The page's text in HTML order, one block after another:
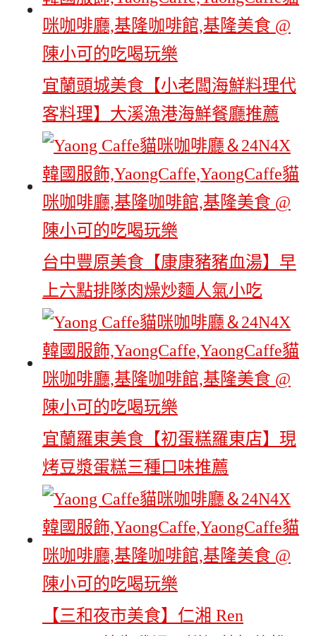
宜蘭頭城美食【小老闆海鮮料理代
客料理】大溪漁港海鮮餐廳推薦
台中豐原美食【康康豬豬血湯】早
上六點排隊肉燥炒麵人氣小吃
宜蘭羅東美食【初蛋糕羅東店】現
烤豆漿蛋糕三種口味推薦
【三和夜市美食】仁湘 Ren